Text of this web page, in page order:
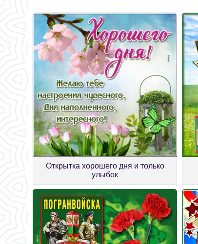
Открытка хорошего дня и только
улыбок